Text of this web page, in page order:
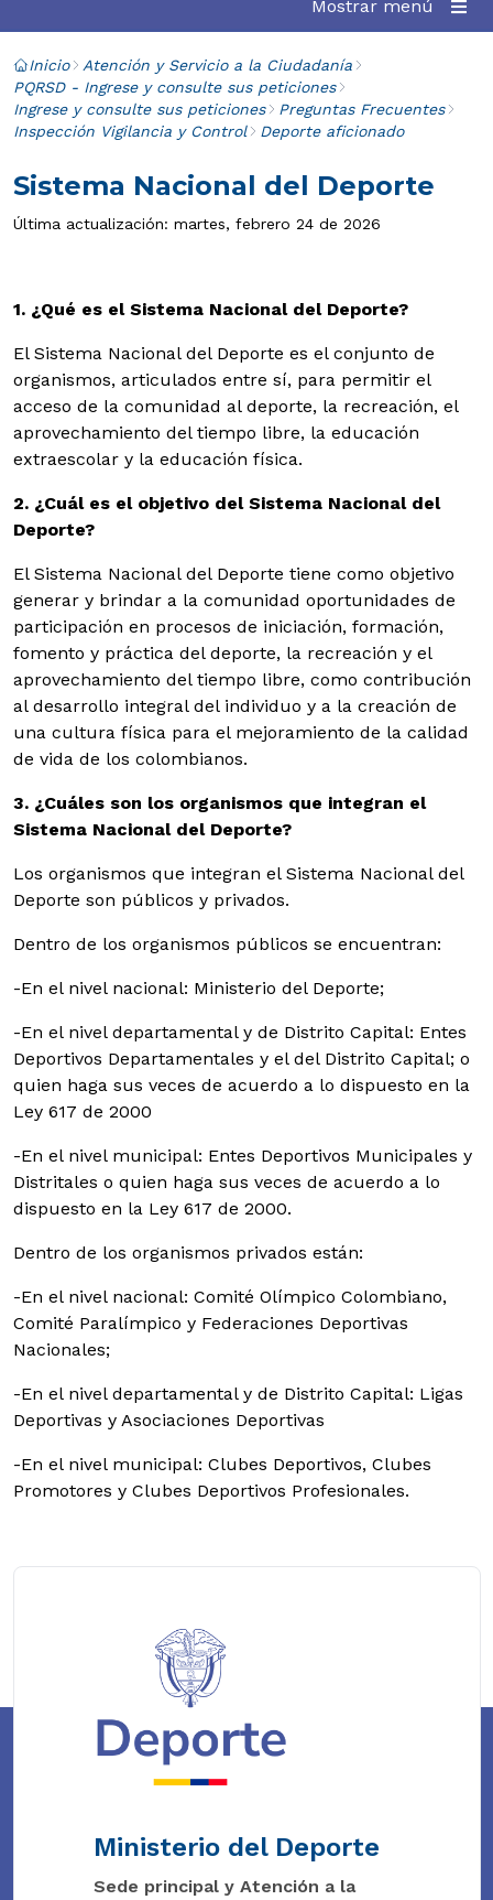
Mostrar menú
Inicio
Atención y Servicio a la Ciudadanía
PQRSD - Ingrese y consulte sus peticiones
Ingrese y consulte sus peticiones
Preguntas Frecuentes
Inspección Vigilancia y Control
Deporte aficionado
Sistema Nacional del Deporte
Última actualización: martes, febrero 24 de 2026
1. ¿Qué es el Sistema Nacional del Deporte?
El Sistema Nacional del Deporte es el conjunto de
organismos, articulados entre sí, para permitir el
acceso de la comunidad al deporte, la recreación, el
aprovechamiento del tiempo libre, la educación
extraescolar y la educación física.
2. ¿Cuál es el objetivo del Sistema Nacional del
Deporte?
El Sistema Nacional del Deporte tiene como objetivo
generar y brindar a la comunidad oportunidades de
participación en procesos de iniciación, formación,
fomento y práctica del deporte, la recreación y el
aprovechamiento del tiempo libre, como contribución
al desarrollo integral del individuo y a la creación de
una cultura física para el mejoramiento de la calidad
de vida de los colombianos.
3. ¿Cuáles son los organismos que integran el
Sistema Nacional del Deporte?
Los organismos que integran el Sistema Nacional del
Deporte son públicos y privados.
Dentro de los organismos públicos se encuentran:
-En el nivel nacional: Ministerio del Deporte;
-En el nivel departamental y de Distrito Capital: Entes
Deportivos Departamentales y el del Distrito Capital; o
quien haga sus veces de acuerdo a lo dispuesto en la
Ley 617 de 2000
-En el nivel municipal: Entes Deportivos Municipales y
Distritales o quien haga sus veces de acuerdo a lo
dispuesto en la Ley 617 de 2000.
Dentro de los organismos privados están:
-En el nivel nacional: Comité Olímpico Colombiano,
Comité Paralímpico y Federaciones Deportivas
Nacionales;
-En el nivel departamental y de Distrito Capital: Ligas
Deportivas y Asociaciones Deportivas
-En el nivel municipal: Clubes Deportivos, Clubes
Promotores y Clubes Deportivos Profesionales.
Ministerio del Deporte
Sede principal y Atención a la